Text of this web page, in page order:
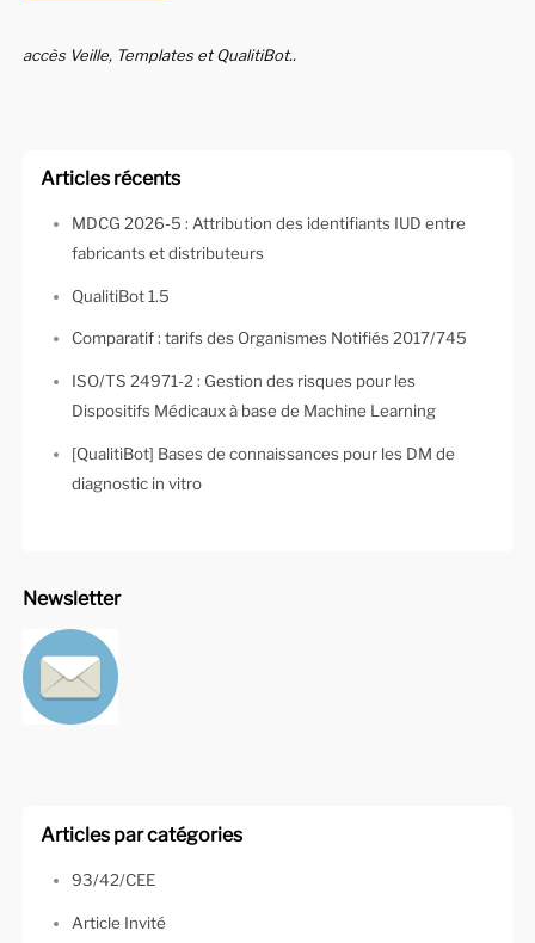
accès Veille, Templates et QualitiBot..
Articles récents
MDCG 2026-5 : Attribution des identifiants IUD entre
fabricants et distributeurs
QualitiBot 1.5
Comparatif : tarifs des Organismes Notifiés 2017/745
ISO/TS 24971-2 : Gestion des risques pour les
Dispositifs Médicaux à base de Machine Learning
[QualitiBot] Bases de connaissances pour les DM de
diagnostic in vitro
Newsletter
Articles par catégories
93/42/CEE
Article Invité